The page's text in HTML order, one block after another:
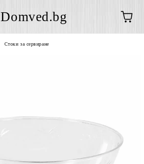
Domved.bg
Стоки за сервиране